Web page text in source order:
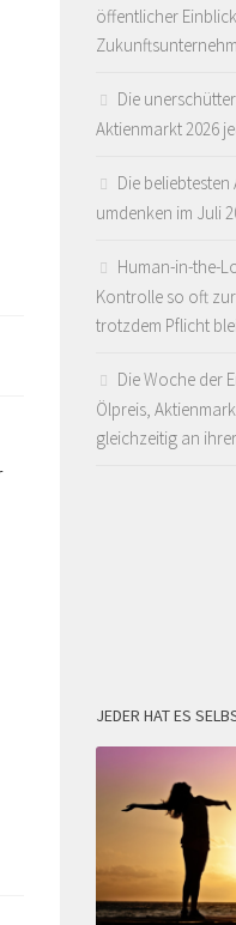
öffentlicher
Die
Aktienmarkt 2026
Die
umdenken im Juli
Human-in-the-
Kontrolle so oft
trotzdem Pflicht
Die Woche der
Ölpreis,
gleichzeitig an
JEDER HAT ES